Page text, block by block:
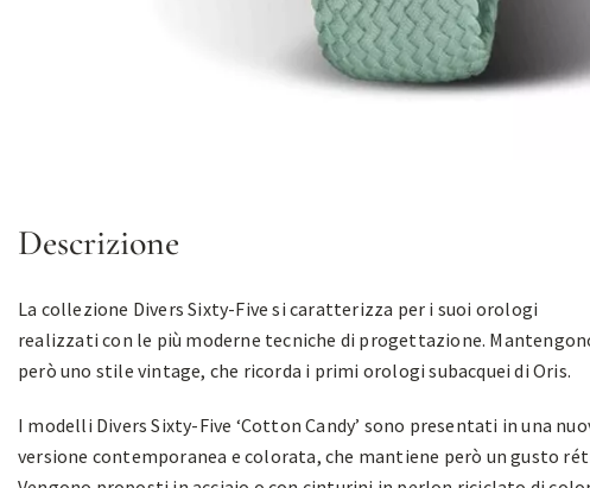
Descrizione
La collezione Divers Sixty-Five si caratterizza per i suoi orologi
realizzati con le più moderne tecniche di progettazione.
però uno stile vintage, che ricorda i primi orologi subacquei di Oris.
I modelli Divers Sixty-Five ‘Cotton Candy’ sono presentati in una
versione contemporanea e colorata, che mantiene però un gusto